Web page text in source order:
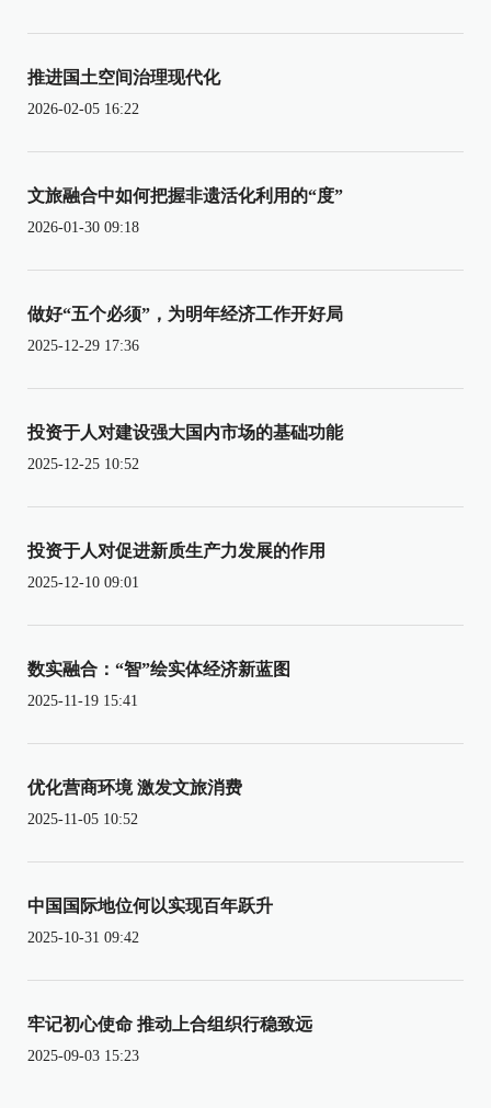
推进国土空间治理现代化
2026-02-05 16:22
文旅融合中如何把握非遗活化利用的“度”
2026-01-30 09:18
做好“五个必须”，为明年经济工作开好局
2025-12-29 17:36
投资于人对建设强大国内市场的基础功能
2025-12-25 10:52
投资于人对促进新质生产力发展的作用
2025-12-10 09:01
数实融合：“智”绘实体经济新蓝图
2025-11-19 15:41
优化营商环境 激发文旅消费
2025-11-05 10:52
中国国际地位何以实现百年跃升
2025-10-31 09:42
牢记初心使命 推动上合组织行稳致远
2025-09-03 15:23